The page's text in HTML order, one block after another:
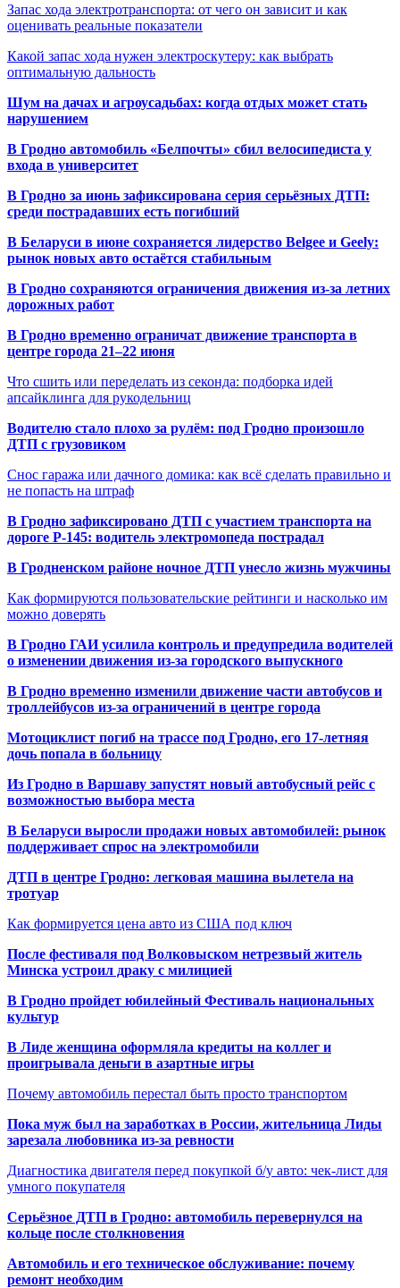
Запас хода электротранспорта: от чего он зависит и как
оценивать реальные показатели
Какой запас хода нужен электроскутеру: как выбрать
оптимальную дальность
Шум на дачах и агроусадьбах: когда отдых может стать
нарушением
В Гродно автомобиль «Белпочты» сбил велосипедиста у
входа в университет
В Гродно за июнь зафиксирована серия серьёзных ДТП:
среди пострадавших есть погибший
В Беларуси в июне сохраняется лидерство Belgee и Geely:
рынок новых авто остаётся стабильным
В Гродно сохраняются ограничения движения из-за летних
дорожных работ
В Гродно временно ограничат движение транспорта в
центре города 21–22 июня
Что сшить или переделать из секонда: подборка идей
апсайклинга для рукодельниц
Водителю стало плохо за рулём: под Гродно произошло
ДТП с грузовиком
Снос гаража или дачного домика: как всё сделать правильно и
не попасть на штраф
В Гродно зафиксировано ДТП с участием транспорта на
дороге Р-145: водитель электромопеда пострадал
В Гродненском районе ночное ДТП унесло жизнь мужчины
Как формируются пользовательские рейтинги и насколько им
можно доверять
В Гродно ГАИ усилила контроль и предупредила водителей
о изменении движения из-за городского выпускного
В Гродно временно изменили движение части автобусов и
троллейбусов из-за ограничений в центре города
Мотоциклист погиб на трассе под Гродно, его 17-летняя
дочь попала в больницу
Из Гродно в Варшаву запустят новый автобусный рейс с
возможностью выбора места
В Беларуси выросли продажи новых автомобилей: рынок
поддерживает спрос на электромобили
ДТП в центре Гродно: легковая машина вылетела на
тротуар
Как формируется цена авто из США под ключ
После фестиваля под Волковыском нетрезвый житель
Минска устроил драку с милицией
В Гродно пройдет юбилейный Фестиваль национальных
культур
В Лиде женщина оформляла кредиты на коллег и
проигрывала деньги в азартные игры
Почему автомобиль перестал быть просто транспортом
Пока муж был на заработках в России, жительница Лиды
зарезала любовника из-за ревности
Диагностика двигателя перед покупкой б/у авто: чек-лист для
умного покупателя
Серьёзное ДТП в Гродно: автомобиль перевернулся на
кольце после столкновения
Автомобиль и его техническое обслуживание: почему
ремонт необходим